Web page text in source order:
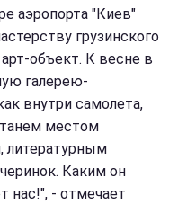
аэропорта "Киев"
грузинского
объект. К весне в
галерею-
внутри самолета,
местом
литературным
Каким он
нас!", - отмечает